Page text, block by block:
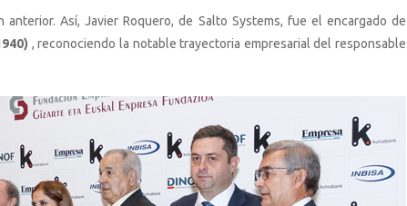
Así, Javier Roquero, de Salto Systems, fue el encargado de
, reconociendo la notable trayectoria empresarial del responsable